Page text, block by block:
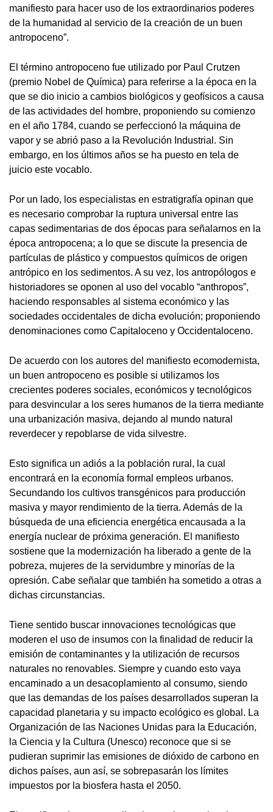
manifiesto para hacer uso de los extraordinarios poderes
de la humanidad al servicio de la creación de un buen
antropoceno”.
El término antropoceno fue utilizado por Paul Crutzen
(premio Nobel de Química) para referirse a la época en la
que se dio inicio a cambios biológicos y geofísicos a causa
de las actividades del hombre, proponiendo su comienzo
en el año 1784, cuando se perfeccionó la máquina de
vapor y se abrió paso a la Revolución Industrial. Sin
embargo, en los últimos años se ha puesto en tela de
juicio este vocablo.
Por un lado, los especialistas en estratigrafía opinan que
es necesario comprobar la ruptura universal entre las
capas sedimentarias de dos épocas para señalarnos en la
época antropocena; a lo que se discute la presencia de
partículas de plástico y compuestos químicos de origen
antrópico en los sedimentos. A su vez, los antropólogos e
historiadores se oponen al uso del vocablo “anthropos”,
haciendo responsables al sistema económico y las
sociedades occidentales de dicha evolución; proponiendo
denominaciones como Capitaloceno y Occidentaloceno.
De acuerdo con los autores del manifiesto ecomodernista,
un buen antropoceno es posible si utilizamos los
crecientes poderes sociales, económicos y tecnológicos
para desvincular a los seres humanos de la tierra mediante
una urbanización masiva, dejando al mundo natural
reverdecer y repoblarse de vida silvestre.
Esto significa un adiós a la población rural, la cual
encontrará en la economía formal empleos urbanos.
Secundando los cultivos transgénicos para producción
masiva y mayor rendimiento de la tierra. Además de la
búsqueda de una eficiencia energética encausada a la
energía nuclear de próxima generación. El manifiesto
sostiene que la modernización ha liberado a gente de la
pobreza, mujeres de la servidumbre y minorías de la
opresión. Cabe señalar que también ha sometido a otras a
dichas circunstancias.
Tiene sentido buscar innovaciones tecnológicas que
moderen el uso de insumos con la finalidad de reducir la
emisión de contaminantes y la utilización de recursos
naturales no renovables. Siempre y cuando esto vaya
encaminado a un desacoplamiento al consumo, siendo
que las demandas de los países desarrollados superan la
capacidad planetaria y su impacto ecológico es global. La
Organización de las Naciones Unidas para la Educación,
la Ciencia y la Cultura (Unesco) reconoce que si se
pudieran suprimir las emisiones de dióxido de carbono en
dichos países, aun así, se sobrepasarán los límites
impuestos por la biosfera hasta el 2050.